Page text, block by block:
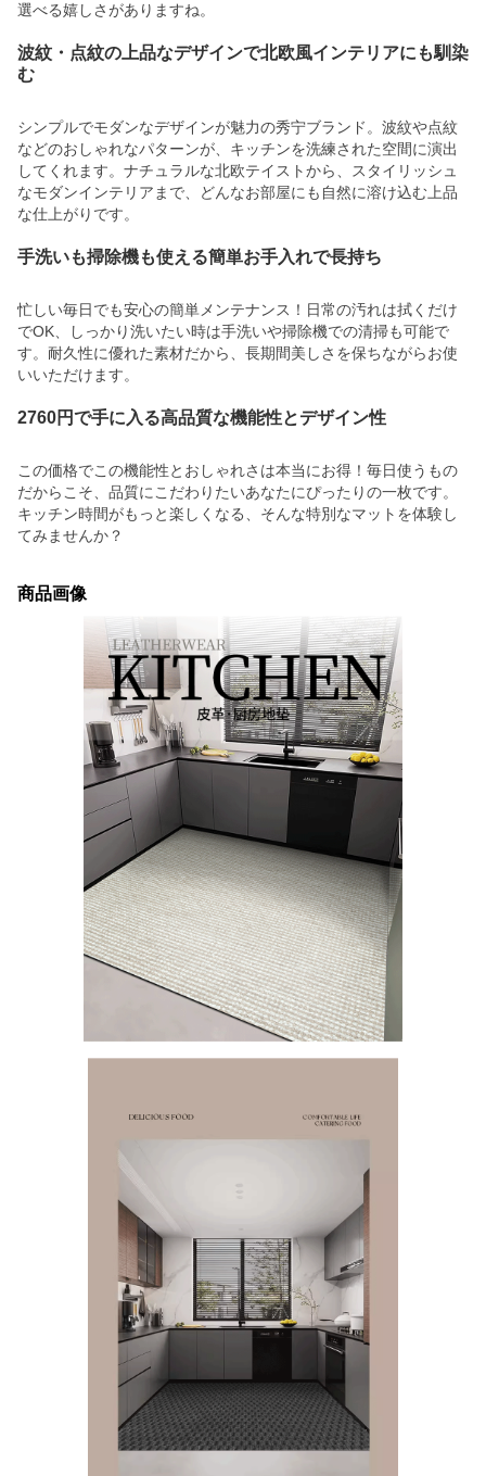
選べる嬉しさがありますね。
波紋・点紋の上品なデザインで北欧風インテリアにも馴染
む
シンプルでモダンなデザインが魅力の秀宁ブランド。波紋や点紋
などのおしゃれなパターンが、キッチンを洗練された空間に演出
してくれます。ナチュラルな北欧テイストから、スタイリッシュ
なモダンインテリアまで、どんなお部屋にも自然に溶け込む上品
な仕上がりです。
手洗いも掃除機も使える簡単お手入れで長持ち
忙しい毎日でも安心の簡単メンテナンス！日常の汚れは拭くだけ
でOK、しっかり洗いたい時は手洗いや掃除機での清掃も可能で
す。耐久性に優れた素材だから、長期間美しさを保ちながらお使
いいただけます。
2760円で手に入る高品質な機能性とデザイン性
この価格でこの機能性とおしゃれさは本当にお得！毎日使うもの
だからこそ、品質にこだわりたいあなたにぴったりの一枚です。
キッチン時間がもっと楽しくなる、そんな特別なマットを体験し
てみませんか？
商品画像